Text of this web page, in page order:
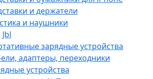
и держатели
и наушники
Jbl
зарядные устройства
адаптеры, переходники
устройства